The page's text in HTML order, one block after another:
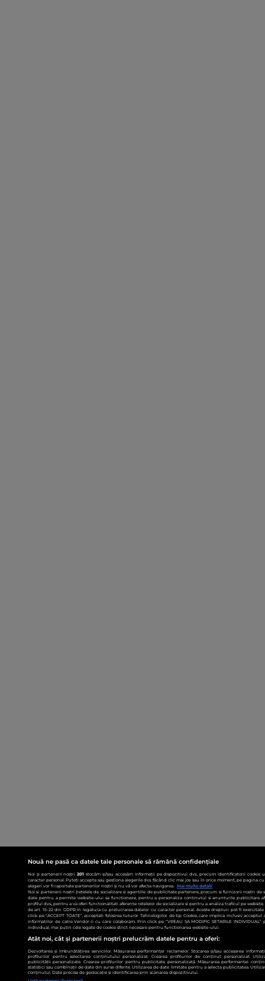
Nouă ne pasă ca datele tale personale să rămână confidențiale
Noi și partenerii noștri201 stocăm și/sau accesăm informații pe dispozitivul dvs., precum identificatorii
caracter personal. Puteți accepta sau gestiona alegerile dvs. făcând clic mai jos sau în orice moment, pe pagina
alegeri vor fi raportate partenerilor noștri și nu vă vor afecta navigarea.
Mai multe detalii
Noi si partenerii nostri (retelele de socializare si agentiile de publicitate partenere, precum si furnizorii nostri de
date pentru a permite website-ului sa functioneze, pentru a personaliza continutul si anunturile publicitare
profilul dvs., pentru a va oferi functionalitati aferente retelelor de socializare si pentru a analiza traficul pe
de art. 15-22 din GDPR in legatura cu prelucrarea datelor cu caracter personal. Aceste drepturi pot fi
click pe “ACCEPT TOATE”, acceptati folosirea tuturor Tehnologiilor de tip Cookie, care implica inclusiv acceptul
informatiilor de catre Vendor-ii cu care colaboram. Prin click pe “VREAU SA MODIFIC SETARILE
individual, mai putin cele legate de cookie strict necesare pentru functionarea website-ului.
Atât noi, cât și partenerii noștri prelucrăm datele pentru a oferi:
Dezvoltarea și îmbunătățirea serviciilor. Măsurarea performanței reclamelor. Stocarea și/sau accesarea
profilurilor pentru selectarea conținutului personalizat. Crearea profilurilor de conținut personalizat.
publicității personalizate. Crearea profilurilor pentru publicitate personalizată. Măsurarea performanței
statistici sau combinații de date din surse diferite. Utilizarea de date limitate pentru a selecta publicitatea.
conținutul. Date precise de geolocație și identificarea prin scanarea dispozitivului.